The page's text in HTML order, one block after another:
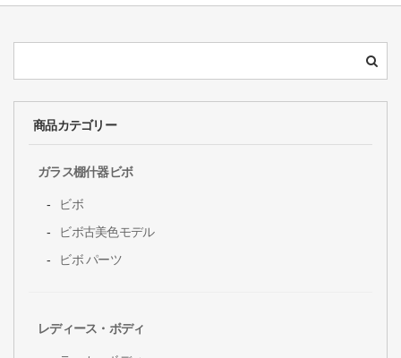
商品カテゴリー
ガラス棚什器ビボ
ビボ
ビボ古美色モデル
ビボ パーツ
レディース・ボディ